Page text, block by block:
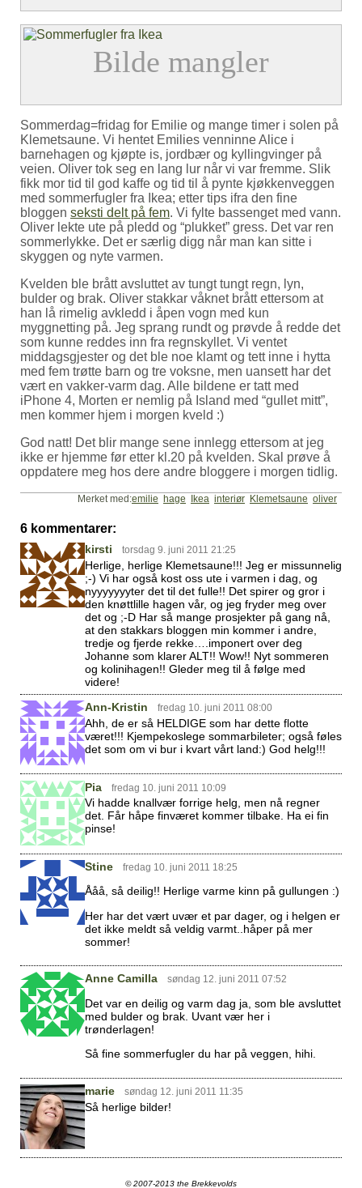
Sommerdag=fridag for Emilie og mange timer i solen på
Klemetsaune. Vi hentet Emilies venninne Alice i
barnehagen og kjøpte is, jordbær og kyllingvinger på
veien. Oliver tok seg en lang lur når vi var fremme. Slik
fikk mor tid til god kaffe og tid til å pynte kjøkkenveggen
med sommerfugler fra Ikea; etter tips ifra den fine
bloggen seksti delt på fem. Vi fylte bassenget med vann.
Oliver lekte ute på pledd og “plukket” gress. Det var ren
sommerlykke. Det er særlig digg når man kan sitte i
skyggen og nyte varmen.
Kvelden ble brått avsluttet av tungt tungt regn, lyn,
bulder og brak. Oliver stakkar våknet brått ettersom at
han lå rimelig avkledd i åpen vogn med kun
myggnetting på. Jeg sprang rundt og prøvde å redde det
som kunne reddes inn fra regnskyllet. Vi ventet
middagsgjester og det ble noe klamt og tett inne i hytta
med fem trøtte barn og tre voksne, men uansett har det
vært en vakker-varm dag. Alle bildene er tatt med
iPhone 4, Morten er nemlig på Island med “gullet mitt”,
men kommer hjem i morgen kveld :)
God natt! Det blir mange sene innlegg ettersom at jeg
ikke er hjemme før etter kl.20 på kvelden. Skal prøve å
oppdatere meg hos dere andre bloggere i morgen tidlig.
Merket med:emilie hage Ikea interiør Klemetsaune oliver
6 kommentarer:
kirsti torsdag 9. juni 2011 21:25
Herlige, herlige Klemetsaune!!! Jeg er missunnelig
;-) Vi har også kost oss ute i varmen i dag, og
nyyyyyyyter det til det fulle!! Det spirer og gror i
den knøttlille hagen vår, og jeg fryder meg over
det og ;-D Har så mange prosjekter på gang nå,
at den stakkars bloggen min kommer i andre,
tredje og fjerde rekke….imponert over deg
Johanne som klarer ALT!! Wow!! Nyt sommeren
og kolinihagen!! Gleder meg til å følge med
videre!
Ann-Kristin
fredag 10. juni 2011 08:00
Ahh, de er så HELDIGE som har dette flotte
været!!! Kjempekoslege sommarbileter; også føles
det som om vi bur i kvart vårt land:) God helg!!!
Pia fredag 10. juni 2011 10:09
Vi hadde knallvær forrige helg, men nå regner
det. Får håpe finværet kommer tilbake. Ha ei fin
pinse!
Stine fredag 10. juni 2011 18:25
Ååå, så deilig!! Herlige varme kinn på gullungen :)
Her har det vært uvær et par dager, og i helgen er
det ikke meldt så veldig varmt..håper på mer
sommer!
Anne Camilla søndag 12. juni 2011 07:52
Det var en deilig og varm dag ja, som ble avsluttet
med bulder og brak. Uvant vær her i
trønderlagen!
Så fine sommerfugler du har på veggen, hihi.
marie søndag 12. juni 2011 11:35
Så herlige bilder!
© 2007-2013 the Brekkevolds